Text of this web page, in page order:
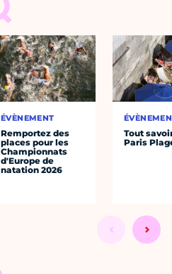
ÉVÈNEMENT
Remportez des
places pour les
Championnats
d'Europe de
natation 2026
Tout
Paris